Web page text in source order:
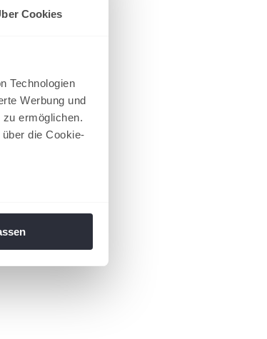
Cookies
Technologien
Werbung und
ermöglichen.
die Cookie-